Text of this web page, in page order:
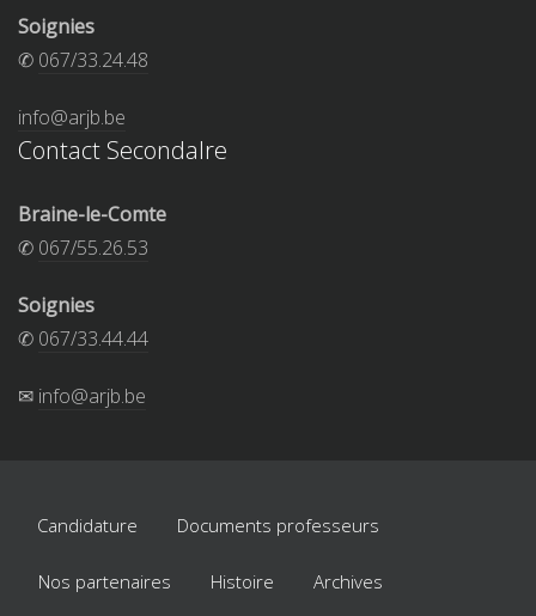
Soignies
✆ 067/33.24.48
info@arjb.be
Contact Secondalre
Braine-le-Comte
✆ 067/55.26.53
Soignies
✆ 067/33.44.44
✉ info@arjb.be
Candidature Documents professeurs
Nos partenaires Histoire Archives